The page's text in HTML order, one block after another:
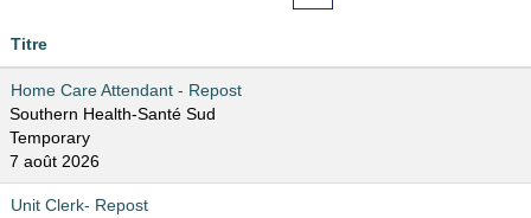
Titre
Home Care Attendant - Repost
Southern Health-Santé Sud
Temporary
7 août 2026
Unit Clerk- Repost